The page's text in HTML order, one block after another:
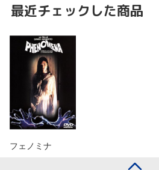
最近チェックした商品
フェノミナ